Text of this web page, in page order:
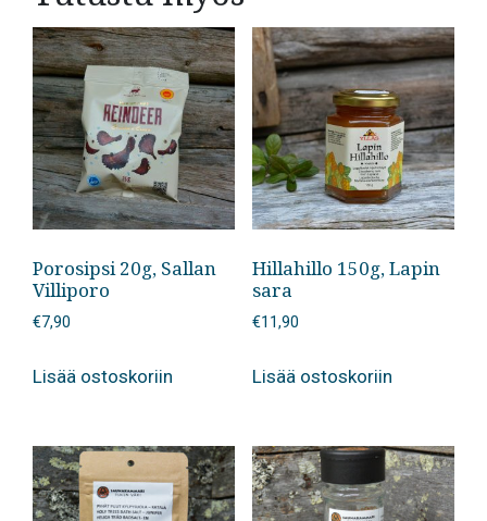
Porosipsi 20g, Sallan
Villiporo
€7,90
Lisää ostoskoriin
Hillahillo 150g, Lapin
sara
€11,90
Lisää ostoskoriin